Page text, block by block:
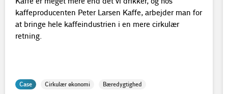
kaffeproducenten Peter Larsen Kaffe, arbejder man for
at bringe hele kaffeindustrien i en mere cirkulær
retning.
Case Cirkulær økonomi Bæredygtighed